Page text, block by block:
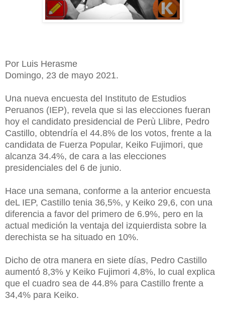
Por Luis Herasme
Domingo, 23 de mayo 2021.
Una nueva encuesta del Instituto de Estudios
Peruanos (IEP), revela que si las elecciones fueran
hoy el candidato presidencial de Perù Llibre, Pedro
Castillo, obtendría el 44.8% de los votos, frente a la
candidata de Fuerza Popular, Keiko Fujimori, que
alcanza 34.4%, de cara a las elecciones
presidenciales del 6 de junio.
Hace una semana, conforme a la anterior encuesta
deL IEP, Castillo tenia 36,5%, y Keiko 29,6, con una
diferencia a favor del primero de 6.9%, pero en la
actual medición la ventaja del izquierdista sobre la
derechista se ha situado en 10%.
Dicho de otra manera en siete días, Pedro Castillo
aumentó 8,3% y Keiko Fujimori 4,8%, lo cual explica
que el cuadro sea de 44.8% para Castillo frente a
34,4% para Keiko.